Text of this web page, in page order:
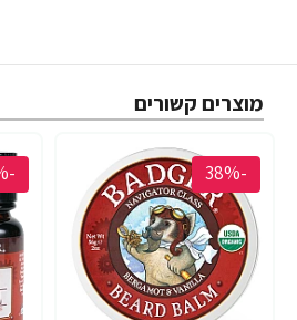
מוצרים קשורים
-38%
-27%